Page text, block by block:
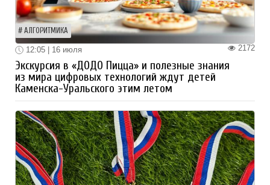
АЛГОРИТМИКА
2172
12:05 | 16 июля
Экскурсия в «ДОДО Пицца» и полезные знания
из мира цифровых технологий ждут детей
Каменска-Уральского этим летом